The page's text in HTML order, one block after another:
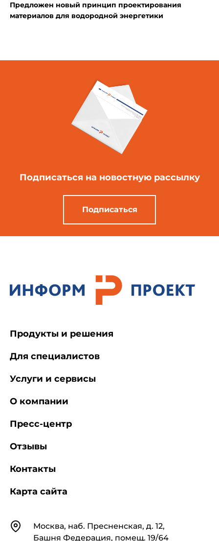
Предложен новый принцип проектирования
материалов для водородной энергетики
Подписаться на новостную рассылку
Подписаться
КонтактыМосква, наб. Пресненская, д. 12,
Башня Федерация, помещ. 19/64
Продукты и решения
Для специалистов
Услуги и сервисы
О компании
Пресс-центр
Отзывы
Контакты
Карта сайта